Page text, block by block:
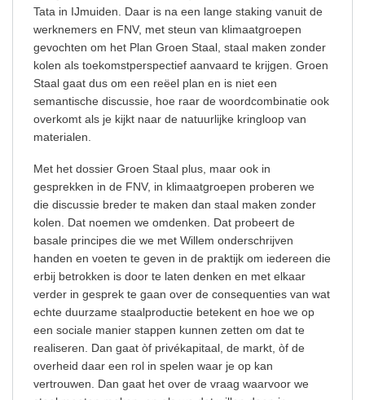
Tata in IJmuiden. Daar is na een lange staking vanuit de
werknemers en FNV, met steun van klimaatgroepen
gevochten om het Plan Groen Staal, staal maken zonder
kolen als toekomstperspectief aanvaard te krijgen. Groen
Staal gaat dus om een reëel plan en is niet een
semantische discussie, hoe raar de woordcombinatie ook
overkomt als je kijkt naar de natuurlijke kringloop van
materialen.
Met het dossier Groen Staal plus, maar ook in
gesprekken in de FNV, in klimaatgroepen proberen we
die discussie breder te maken dan staal maken zonder
kolen. Dat noemen we omdenken. Dat probeert de
basale principes die we met Willem onderschrijven
handen en voeten te geven in de praktijk om iedereen die
erbij betrokken is door te laten denken en met elkaar
verder in gesprek te gaan over de consequenties van wat
echte duurzame staalproductie betekent en hoe we op
een sociale manier stappen kunnen zetten om dat te
realiseren. Dan gaat òf privékapitaal, de markt, òf de
overheid daar een rol in spelen waar je op kan
vertrouwen. Dan gaat het over de vraag waarvoor we